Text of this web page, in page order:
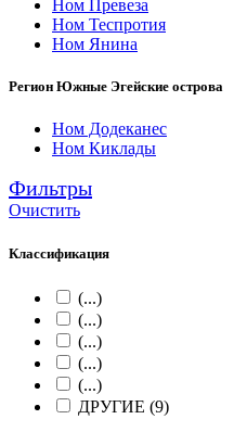
Ном Превеза
Ном Теспротия
Ном Янина
Регион Южные Эгейские острова
Ном Додеканес
Ном Киклады
Фильтры
Очистить
Классификация
(...)
(...)
(...)
(...)
(...)
ДРУГИЕ (9)